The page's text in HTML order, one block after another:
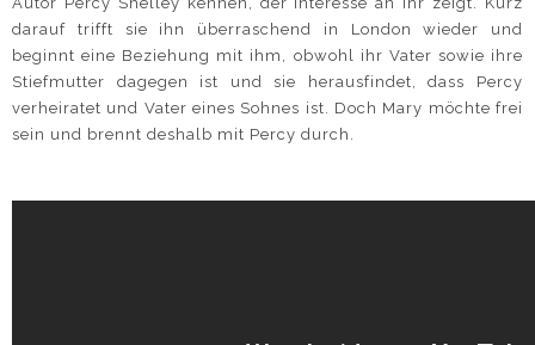
darauf trifft sie ihn überraschend in London wieder und
beginnt eine Beziehung mit ihm, obwohl ihr Vater sowie ihre
Stiefmutter dagegen ist und sie herausfindet, dass Percy
verheiratet und Vater eines Sohnes ist. Doch Mary möchte frei
sein und brennt deshalb mit Percy durch.